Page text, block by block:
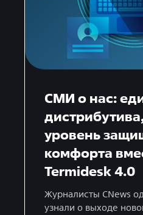
СМИ о нас:
уровень
комфорта
Termidesk 4.0
Журналисты CNews
узнали о выходе